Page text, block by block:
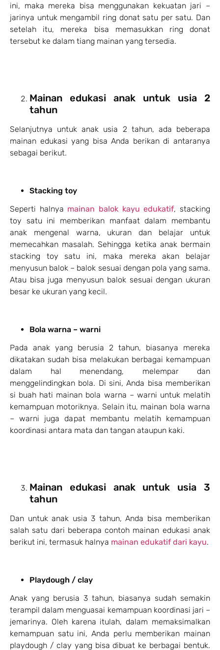
ini, maka mereka bisa menggunakan kekuatan jari –
jarinya untuk mengambil ring donat satu per satu. Dan
setelah itu, mereka bisa memasukkan ring donat
tersebut ke dalam tiang mainan yang tersedia.
Mainan edukasi anak untuk usia 2
tahun
Selanjutnya untuk anak usia 2 tahun, ada beberapa
mainan edukasi yang bisa Anda berikan di antaranya
sebagai berikut.
Stacking toy
Seperti halnya mainan balok kayu edukatif, stacking
toy satu ini memberikan manfaat dalam membantu
anak mengenal warna, ukuran dan belajar untuk
memecahkan masalah. Sehingga ketika anak bermain
stacking toy satu ini, maka mereka akan belajar
menyusun balok – balok sesuai dengan pola yang sama.
Atau bisa juga menyusun balok sesuai dengan ukuran
besar ke ukuran yang kecil.
Bola warna – warni
Pada anak yang berusia 2 tahun, biasanya mereka
dikatakan sudah bisa melakukan berbagai kemampuan
dalam hal menendang, melempar dan
menggelindingkan bola. Di sini, Anda bisa memberikan
si buah hati mainan bola warna – warni untuk melatih
kemampuan motoriknya. Selain itu, mainan bola warna
– warni juga dapat membantu melatih kemampuan
koordinasi antara mata dan tangan ataupun kaki.
Mainan edukasi anak untuk usia 3
tahun
Dan untuk anak usia 3 tahun, Anda bisa memberikan
salah satu dari beberapa contoh mainan edukasi anak
berikut ini, termasuk halnya mainan edukatif dari kayu.
Playdough / clay
Anak yang berusia 3 tahun, biasanya sudah semakin
terampil dalam menguasai kemampuan koordinasi jari –
jemarinya. Oleh karena itulah, dalam memaksimalkan
kemampuan satu ini, Anda perlu memberikan mainan
playdough / clay yang bisa dibuat ke berbagai bentuk.